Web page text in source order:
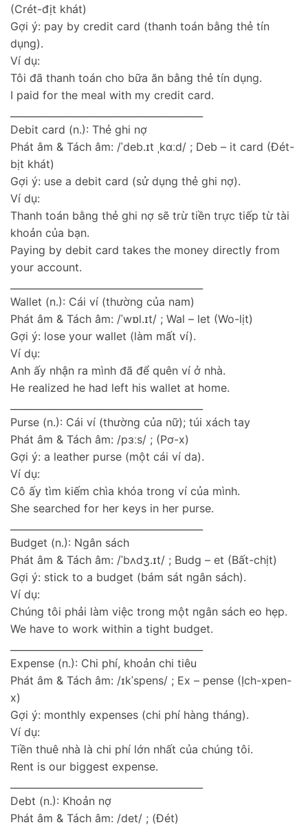
(Crét-địt khát)
Gợi ý: pay by credit card (thanh toán bằng thẻ tín
dụng).
Ví dụ:
Tôi đã thanh toán cho bữa ăn bằng thẻ tín dụng.
I paid for the meal with my credit card.
Debit card (n.): Thẻ ghi nợ
Phát âm & Tách âm: /ˈdeb.ɪt ˌkɑːd/ ; Deb – it card (Đét-
bịt khát)
Gợi ý: use a debit card (sử dụng thẻ ghi nợ).
Ví dụ:
Thanh toán bằng thẻ ghi nợ sẽ trừ tiền trực tiếp từ tài
khoản của bạn.
Paying by debit card takes the money directly from
your account.
Wallet (n.): Cái ví (thường của nam)
Phát âm & Tách âm: /ˈwɒl.ɪt/ ; Wal – let (Wo-lịt)
Gợi ý: lose your wallet (làm mất ví).
Ví dụ:
Anh ấy nhận ra mình đã để quên ví ở nhà.
He realized he had left his wallet at home.
Purse (n.): Cái ví (thường của nữ); túi xách tay
Phát âm & Tách âm: /pɜːs/ ; (Pơ-x)
Gợi ý: a leather purse (một cái ví da).
Ví dụ:
Cô ấy tìm kiếm chìa khóa trong ví của mình.
She searched for her keys in her purse.
Budget (n.): Ngân sách
Phát âm & Tách âm: /ˈbʌdʒ.ɪt/ ; Budg – et (Bất-chịt)
Gợi ý: stick to a budget (bám sát ngân sách).
Ví dụ:
Chúng tôi phải làm việc trong một ngân sách eo hẹp.
We have to work within a tight budget.
Expense (n.): Chi phí, khoản chi tiêu
Phát âm & Tách âm: /ɪkˈspens/ ; Ex – pense (Ịch-xpen-
x)
Gợi ý: monthly expenses (chi phí hàng tháng).
Ví dụ:
Tiền thuê nhà là chi phí lớn nhất của chúng tôi.
Rent is our biggest expense.
Debt (n.): Khoản nợ
Phát âm & Tách âm: /det/ ; (Đét)